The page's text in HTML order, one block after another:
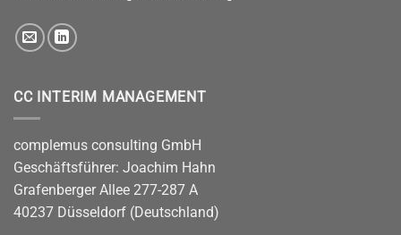
CC INTERIM MANAGEMENT
complemus consulting GmbH
Geschäftsführer: Joachim Hahn
Grafenberger Allee 277-287 A
40237 Düsseldorf (Deutschland)